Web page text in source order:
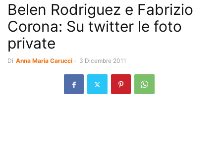
Belen Rodriguez e Fabrizio
Corona: Su twitter le foto
private
Di Anna Maria Carucci - 3 Dicembre 2011